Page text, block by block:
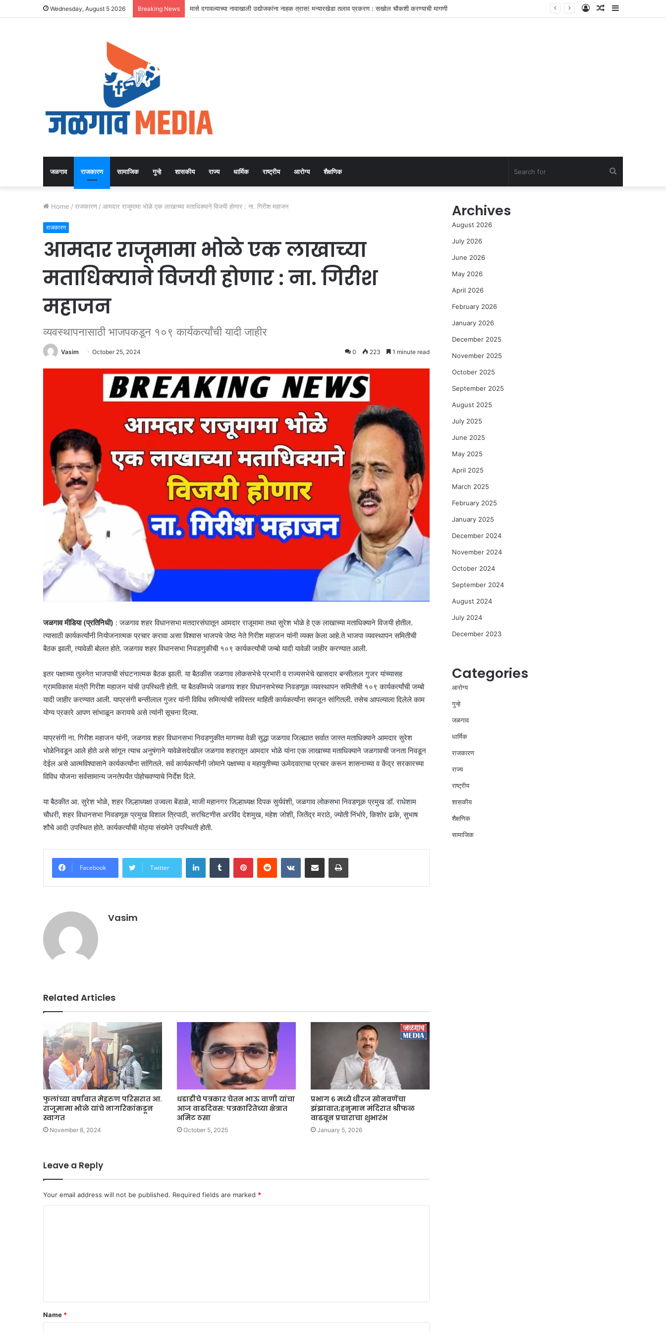
Wednesday, August 5 2026 Breaking News जुन्या वादातून घरात घुसून कोयत्याचा धाक; सात जणांविरुद्ध एमआयडीसी पोलिसांत गुन्हा दाखल Sidebar
Random
Log
जळगाव राजकारण सामाजिक गुन्हे शासकीय राज्य धार्मिक राष्ट्रीय आरोग्य शैक्षणिक
Home / राजकारण / आमदार राजूमामा भोळे एक लाखाच्या मताधिक्याने विजयी होणार : ना. गिरीश महाजन
राजकारण
आमदार राजूमामा भोळे एक लाखाच्या
मताधिक्याने विजयी होणार : ना. गिरीश
महाजन
व्यवस्थापनासाठी भाजपकडून १०९ कार्यकर्त्यांची यादी जाहीर
Vasim October 25, 2024 0 223 1 minute read
जळगाव मीडिया (प्रतिनिधी) : जळगाव शहर विधानसभा मतदारसंघातून आमदार राजूमामा तथा सुरेश भोळे हे एक लाखाच्या मताधिक्याने विजयी होतील.
त्यासाठी कार्यकर्त्यांनी नियोजनात्मक प्रचार करावा असा विश्वास भाजपचे जेष्ठ नेते गिरीश महाजन यांनी व्यक्त केला आहे.ते भाजपा व्यवस्थापन समितीची
बैठक झाली, त्यावेळी बोलत होते. जळगाव शहर विधानसभा निवडणुकीची १०९ कार्यकर्त्यांची जम्बो यादी यावेळी जाहीर करण्यात आली.
इतर पक्षाच्या तुलनेत भाजपाची संघटनात्मक बैठक झाली. या बैठकीस जळगाव लोकसभेचे प्रभारी व राज्यसभेचे खासदार बन्सीलाल गुजर यांच्यासह
ग्रामविकास मंत्री गिरीश महाजन यांची उपस्थिती होती. या बैठकीमध्ये जळगाव शहर विधानसभेच्या निवडणूक व्यवस्थापन समितीची १०९ कार्यकर्त्यांची जम्बो
यादी जाहीर करण्यात आली. याप्रसंगी बन्सीलाल गुजर यांनी विविध समित्यांची सविस्तर माहिती कार्यकर्त्यांना समजून सांगितली. तसेच आपल्याला दिलेले काम
योग्य प्रकारे आपण सांभाळून करायचे असे त्यांनी सूचना दिल्या.
याप्रसंगी ना. गिरीश महाजन यांनी, जळगाव शहर विधानसभा निवडणुकीत मागच्या वेळी सुद्धा जळगाव जिल्ह्यात सर्वात जास्त मताधिक्याने आमदार सुरेश
भोळेनिवडून आले होते असे सांगून त्याच अनुषंगाने यावेळेसदेखील जळगाव शहरातून आमदार भोळे यांना एक लाखाच्या मताधिक्याने जळगावची जनता निवडून
देईल असे आत्मविश्वासाने कार्यकर्त्यांना सांगितले. सर्व कार्यकर्त्यांनी जोमाने पक्षाच्या व महायुतीच्या ऊमेदवाराचा प्रचार करून शासनाच्या व केंद्र सरकारच्या
विविध योजना सर्वसामान्य जनतेपर्यंत पोहोचवण्याचे निर्देश दिले.
या बैठकीत आ. सुरेश भोळे, शहर जिल्हाध्यक्षा उज्वला बेंडाळे, माजी महानगर जिल्हाध्यक्ष दिपक सुर्यवंशी, जळगाव लोकसभा निवडणूक प्रमुख डॉ. राधेशाम
चौधरी, शहर विधानसभा निवडणूक प्रमुख विशाल त्रिपाठी, सरचिटणीस अरविंद देशमुख, महेश जोशी, जितेंद्र मराठे, ज्योती निंभोरे, किशोर ढाके, सुभाष
शौचे आदी उपस्थित होते. कार्यकर्त्यांची मोठ्या संख्येने उपस्थिती होती.
Facebook Twitter
LinkedInTumblr PinterestReddit VKontakteShare via Email Print
Vasim
Related Articles
फुलांच्या वर्षावात मेहरुण परिसरात आ.
राजूमामा भोळे यांचे नागरिकांकडून
स्वागत
November 8, 2024
धडाडीचे पत्रकार चेतन भाऊ वाणी यांचा
आज वाढदिवस: पत्रकारितेच्या क्षेत्रात
अमिट ठसा
October 5, 2025
प्रभाग ६ मध्ये धीरज सोनवणेंचा
झंझावात;हनुमान मंदिरात श्रीफळ
वाढवून प्रचाराचा शुभारंभ
January 5, 2026
Leave a Reply
Your email address will not be published. Required fields are marked *
t
*
Name *
Archives
August 2026
July 2026
June 2026
May 2026
April 2026
February 2026
January 2026
December 2025
November 2025
October 2025
September 2025
August 2025
July 2025
June 2025
May 2025
April 2025
March 2025
February 2025
January 2025
December 2024
November 2024
October 2024
September 2024
August 2024
July 2024
December 2023
Categories
आरोग्य
गुन्हे
जळगाव
धार्मिक
राजकारण
राज्य
राष्ट्रीय
शासकीय
शैक्षणिक
सामाजिक